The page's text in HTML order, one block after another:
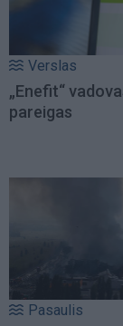
Verslas
„Enefit“
pareigas
Pasaulis